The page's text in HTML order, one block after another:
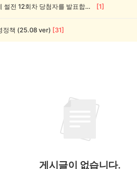
💰[당첨자 발표] 우리 동네 썰전 12회차 당첨자를 발표합니다! [1]
정책 (25.08 ver) [31]
게시글이 없습니다.